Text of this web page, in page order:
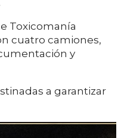
Toxicomanía
cuatro camiones,
y
a garantizar